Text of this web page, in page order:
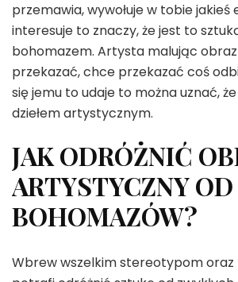
przemawia, wywołuje w tobie
interesuje to znaczy, że jest to
bohomazem. Artysta malując
przekazać, chce przekazać coś
się jemu to udaje to można uznać,
dziełem artystycznym.
JAK ODRÓŻNIĆ
ARTYSTYCZNY OD
BOHOMAZÓW?
Wbrew wszelkim stereotypom oraz